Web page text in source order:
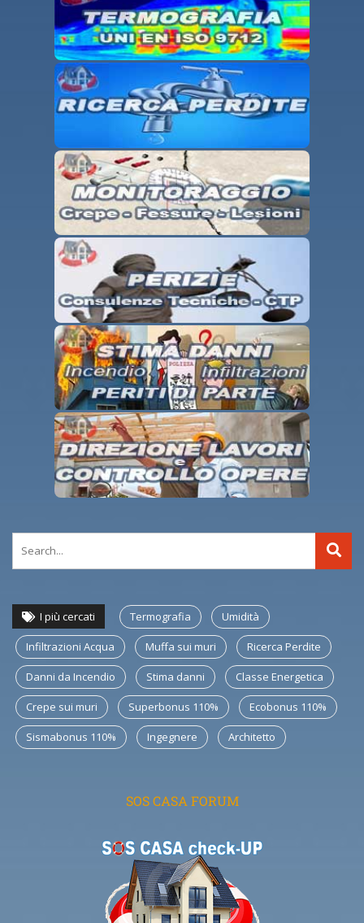
I più cercati Termografia Umidità
Infiltrazioni Acqua Muffa sui muri Ricerca Perdite
Danni da Incendio Stima danni Classe Energetica
Crepe sui muri Superbonus 110% Ecobonus 110%
Sismabonus 110% Ingegnere Architetto
SOS CASA FORUM